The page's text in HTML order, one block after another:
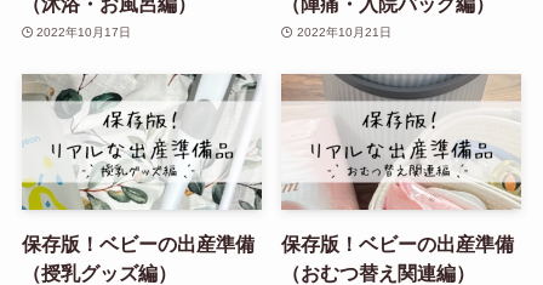
2022年10月17日 2022年10月21日
保存版！ベビーの出産準備
（授乳グッズ編）
保存版！ベビーの出産準備
（おむつ替え関連編）